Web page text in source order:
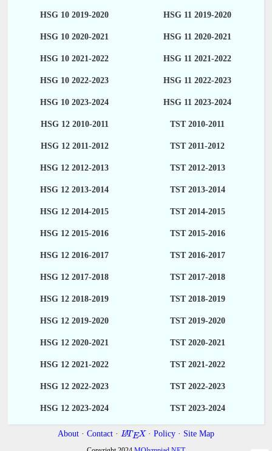
HSG 10 2019-2020 HSG 11 2019-2020
HSG 10 2020-2021 HSG 11 2020-2021
HSG 10 2021-2022 HSG 11 2021-2022
HSG 10 2022-2023 HSG 11 2022-2023
HSG 10 2023-2024 HSG 11 2023-2024
HSG 12 2010-2011 TST 2010-2011
HSG 12 2011-2012 TST 2011-2012
HSG 12 2012-2013 TST 2012-2013
HSG 12 2013-2014 TST 2013-2014
HSG 12 2014-2015 TST 2014-2015
HSG 12 2015-2016 TST 2015-2016
HSG 12 2016-2017 TST 2016-2017
HSG 12 2017-2018 TST 2017-2018
HSG 12 2018-2019 TST 2018-2019
HSG 12 2019-2020 TST 2019-2020
HSG 12 2020-2021 TST 2020-2021
HSG 12 2021-2022 TST 2021-2022
HSG 12 2022-2023 TST 2022-2023
HSG 12 2023-2024 TST 2023-2024
About· Contact· LATEX·Policy · Site Map